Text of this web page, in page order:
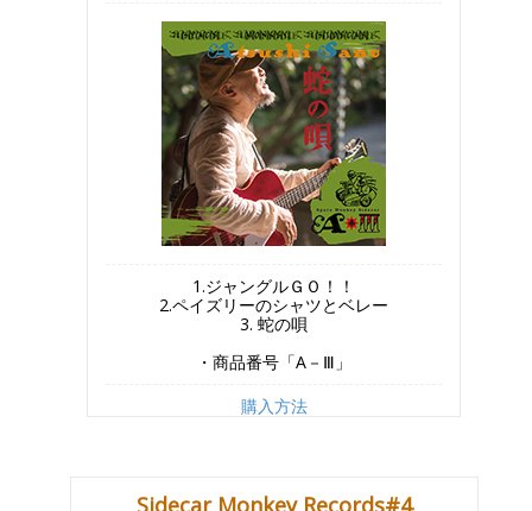
1.ジャングルＧＯ！！
2.ペイズリーのシャツとベレー
3. 蛇の唄
・商品番号「A－Ⅲ」
購入方法
Sidecar Monkey Records#4